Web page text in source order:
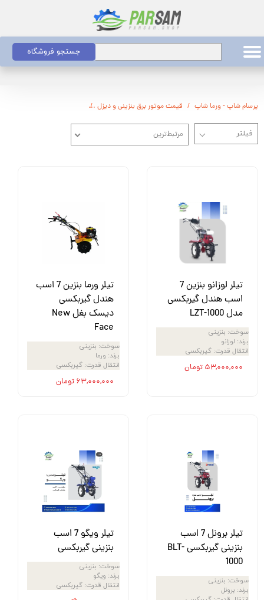
جستجو فروشگاه
پرسام شاپ - ورما شاپ قیمت موتور برق بنزینی و دیزل
مرتبط‌ترین
تیلر لوزانو بنزین 7
اسب هندل گیربکسی
مدل LZT-1000
سوخت: بنزینی
برند: لوزانو
انتقال قدرت: گیربکسی
۵۳,۰۰۰,۰۰۰ تومان
تیلر ورما بنزین 7 اسب
هندل گیربکسی
دیسک بغل New
Face
سوخت: بنزینی
برند: ورما
انتقال قدرت: گیربکسی
۶۳,۰۰۰,۰۰۰ تومان
تیلر برونل 7 اسب
بنزینی گیربکسی BLT-
1000
سوخت: بنزینی
برند: برونل
تیلر ویگو 7 اسب
بنزینی گیربکسی
سوخت: بنزینی
برند: ویگو
انتقال قدرت: گیربکسی